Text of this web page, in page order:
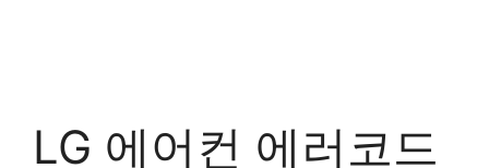
LG 에어컨 에러코드